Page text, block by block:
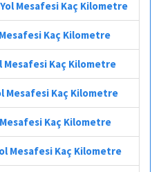
Mesafesi Kaç Kilometre
Kaç Kilometre
Mesafesi Kaç Kilometre
Mesafesi Kaç Kilometre
Mesafesi Kaç Kilometre
Mesafesi Kaç Kilometre